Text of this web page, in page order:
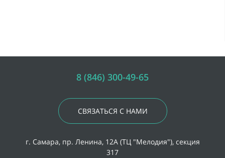
8 (846) 300-49-65
СВЯЗАТЬСЯ С НАМИ
г. Самара, пр. Ленина, 12А (ТЦ "Мелодия"), секция
317